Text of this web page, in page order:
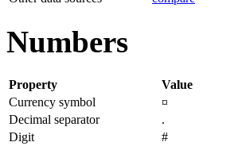
Numbers
Property
Value
Currency symbol
¤
Decimal separator
.
Digit
#